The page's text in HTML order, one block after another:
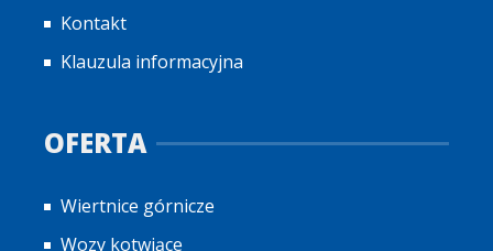
Kontakt
Klauzula informacyjna
OFERTA
Wiertnice górnicze
Wozy kotwiące